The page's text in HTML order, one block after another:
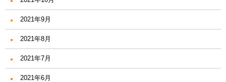
2021年9月
2021年8月
2021年7月
2021年6月